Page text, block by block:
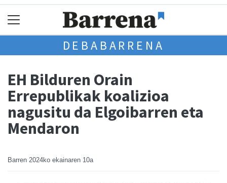
DEBABARRENA
EH Bilduren Orain
Errepublikak koalizioa
nagusitu da Elgoibarren eta
Mendaron
Barren 2024ko ekainaren 10a